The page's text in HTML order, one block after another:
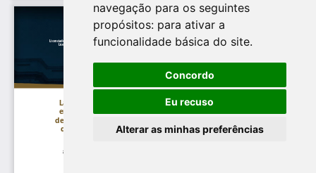
navegação para os seguintes
propósitos: para ativar a
funcionalidade básica do site.
Concordo
Eu recuso
Alterar as minhas preferências